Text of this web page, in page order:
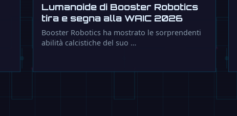
Lumanoide di Booster Robotics
tira e segna alla WAIC 2026
Booster Robotics ha mostrato le sorprendenti
abilità calcistiche del suo …